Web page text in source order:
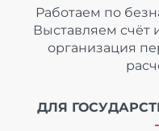
Работаем по
Выставляем счёт
организация
ДЛЯ